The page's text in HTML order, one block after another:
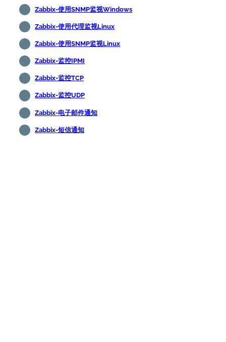
Zabbix-使用SNMP监视Windows
Zabbix-使用代理监视Linux
Zabbix-使用SNMP监视Linux
Zabbix-监控IPMI
Zabbix-监控TCP
Zabbix-监控UDP
Zabbix-电子邮件通知
Zabbix-短信通知